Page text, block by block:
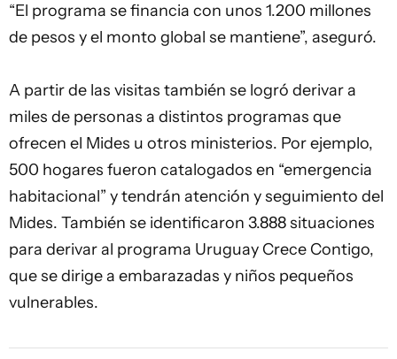
“El programa se financia con unos 1.200 millones
de pesos y el monto global se mantiene”, aseguró.
A partir de las visitas también se logró derivar a
miles de personas a distintos programas que
ofrecen el Mides u otros ministerios. Por ejemplo,
500 hogares fueron catalogados en “emergencia
habitacional” y tendrán atención y seguimiento del
Mides. También se identificaron 3.888 situaciones
para derivar al programa Uruguay Crece Contigo,
que se dirige a embarazadas y niños pequeños
vulnerables.